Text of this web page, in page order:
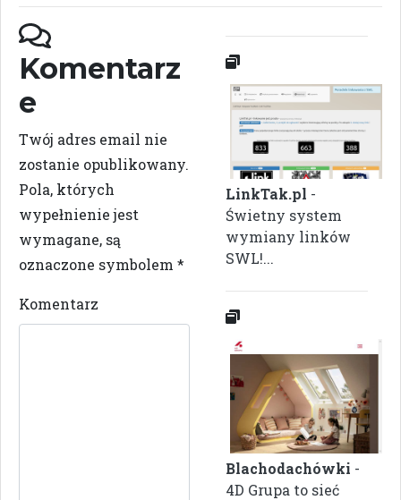
Komentarz
e
Twój adres email nie
zostanie opublikowany.
Pola, których
wypełnienie jest
wymagane, są
oznaczone symbolem *
Komentarz
LinkTak.pl -
Świetny system
wymiany linków
SWL!...
Blachodachówki -
4D Grupa to sieć